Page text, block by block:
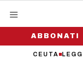
contenutoABBONATI
CEUTA